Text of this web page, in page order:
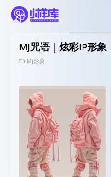
MJ咒语｜炫彩IP形象
Mj形象